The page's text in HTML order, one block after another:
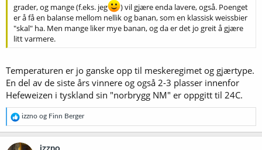
grader, og mange (f.eks. jeg
) vil gjære enda lavere, også. Poenget
er å få en balanse mellom nellik og banan, som en klassisk weissbier
"skal" ha. Men mange liker mye banan, og da er det jo greit å gjære
litt varmere.
Temperaturen er jo ganske opp til meskeregimet og gjærtype.
En del av de siste års vinnere og også 2-3 plasser innenfor
Hefeweizen i tyskland sin "norbrygg NM" er oppgitt til 24C.
R
e
a
k
izzno og Finn Berger